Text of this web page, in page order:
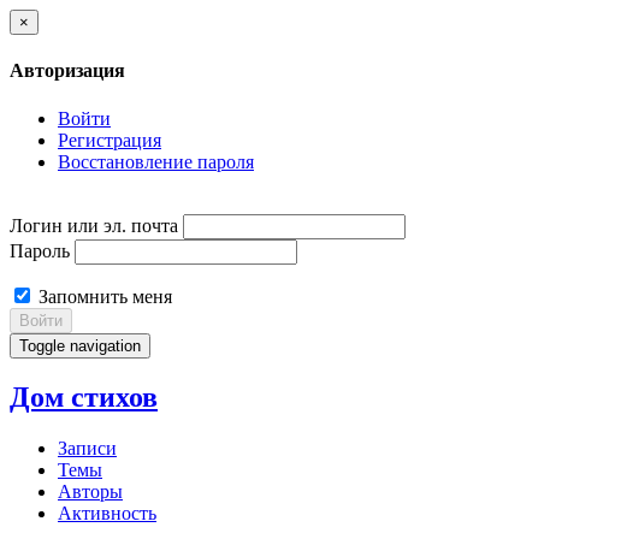
×
Авторизация
Войти
Регистрация
Восстановление пароля
Логин или эл. почта
Пароль
Запомнить меня
Войти
Toggle navigation
Дом стихов
Записи
Темы
Авторы
Активность